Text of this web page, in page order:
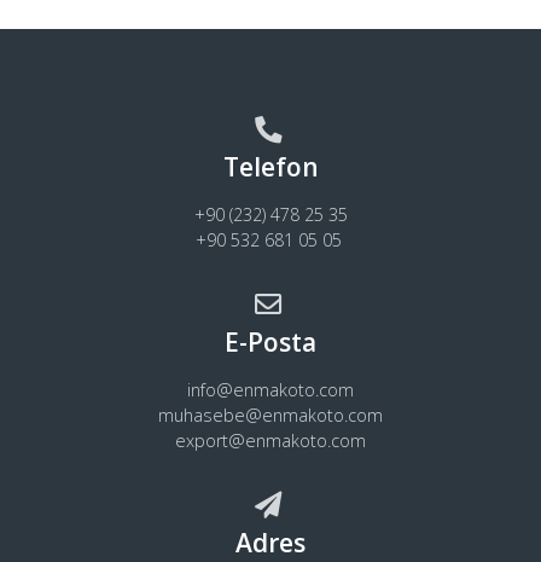
Telefon
+90 (232) 478 25 35
+90 532 681 05 05
E-Posta
info@enmakoto.com
muhasebe@enmakoto.com
export@enmakoto.com
Adres